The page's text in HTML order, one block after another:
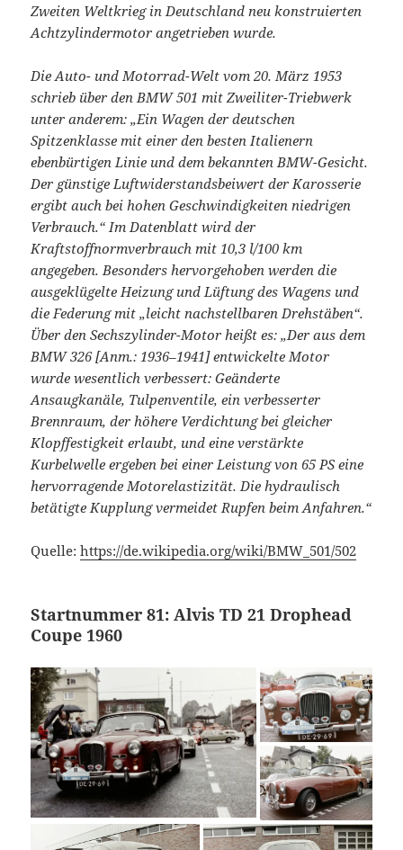
Zweiten Weltkrieg in Deutschland neu konstruierten
Achtzylindermotor angetrieben wurde.
Die Auto- und Motorrad-Welt vom 20. März 1953
schrieb über den BMW 501 mit Zweiliter-Triebwerk
unter anderem: „Ein Wagen der deutschen
Spitzenklasse mit einer den besten Italienern
ebenbürtigen Linie und dem bekannten BMW-Gesicht.
Der günstige Luftwiderstandsbeiwert der Karosserie
ergibt auch bei hohen Geschwindigkeiten niedrigen
Verbrauch.“ Im Datenblatt wird der
Kraftstoffnormverbrauch mit 10,3 l/100 km
angegeben. Besonders hervorgehoben werden die
ausgeklügelte Heizung und Lüftung des Wagens und
die Federung mit „leicht nachstellbaren Drehstäben“.
Über den Sechszylinder-Motor heißt es: „Der aus dem
BMW 326 [Anm.: 1936–1941] entwickelte Motor
wurde wesentlich verbessert: Geänderte
Ansaugkanäle, Tulpenventile, ein verbesserter
Brennraum, der höhere Verdichtung bei gleicher
Klopffestigkeit erlaubt, und eine verstärkte
Kurbelwelle ergeben bei einer Leistung von 65 PS eine
hervorragende Motorelastizität. Die hydraulisch
betätigte Kupplung vermeidet Rupfen beim Anfahren.“
Quelle:https://de.wikipedia.org/wiki/BMW_501/502
Startnummer 81: Alvis TD 21 Drophead
Coupe 1960